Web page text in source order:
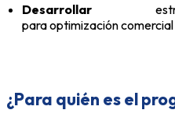
Desarrollar
para optimización comercial
¿Para quién es el